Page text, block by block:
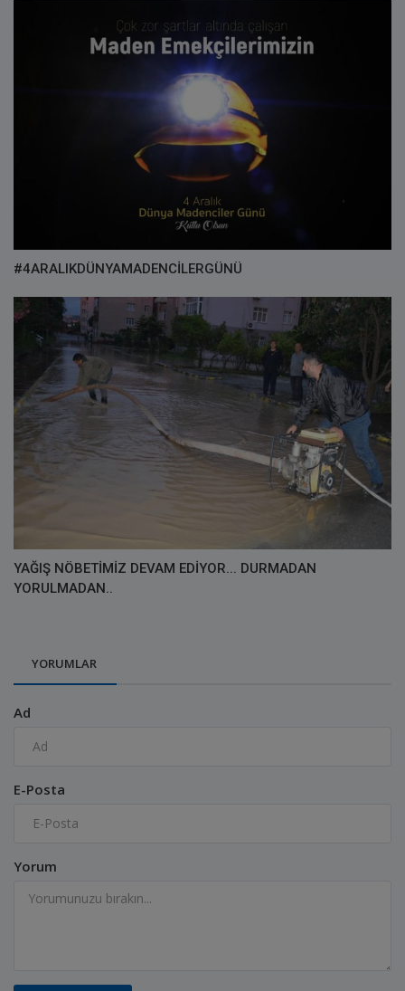
#4ARALIKDÜNYAMADENCİLERGÜNÜ
YAĞIŞ NÖBETİMİZ DEVAM EDİYOR... DURMADAN
YORULMADAN..
YORUMLAR
Ad
E-Posta
Yorum